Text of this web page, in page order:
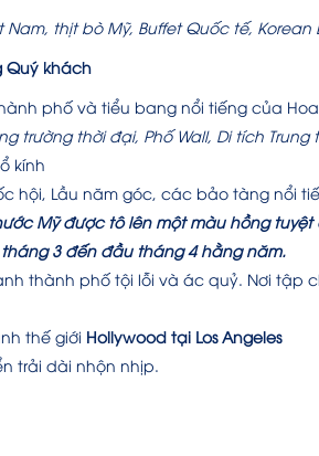
Nam, thịt bò Mỹ, Buffet Quốc tế, Korean
Quý khách
phố và tiểu bang nổi tiếng của Hoa
trường thời đại, Phố Wall, Di tích
kính
hội, Lầu năm góc, các bảo tàng nổi
Mỹ được tô lên một màu hồng
3 đến đầu tháng 4 hằng năm.
thành phố tội lỗi và ác quỷ. Nơi tập
thế giới Hollywood tại Los Angeles
trải dài nhộn nhịp.